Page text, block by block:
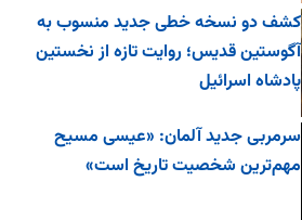
کشف دو نسخه خطی جدید منسوب به
آگوستین قدیس؛ روایت تازه از نخستین
پادشاه اسرائیل
سرمربی جدید آلمان: «عیسی مسیح
مهم‌ترین شخصیت تاریخ است»